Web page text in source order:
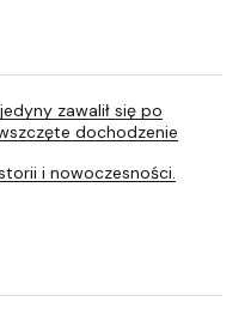
zawalił się po
dochodzenie
i nowoczesności.